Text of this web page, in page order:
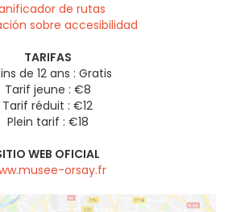
de rutas
sobre accesibilidad
TARIFAS
de 12 ans : Gratis
Tarif jeune : €8
Tarif réduit : €12
Plein tarif : €18
WEB OFICIAL
orsay.fr